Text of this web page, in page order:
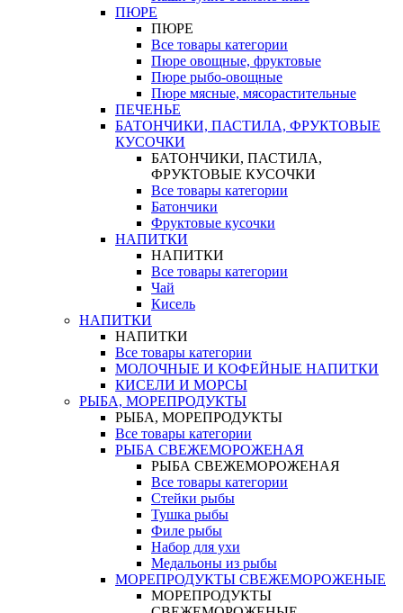
ПЮРЕ
ПЮРЕ
Все товары категории
Пюре овощные, фруктовые
Пюре рыбо-овощные
Пюре мясные, мясорастительные
ПЕЧЕНЬЕ
БАТОНЧИКИ, ПАСТИЛА, ФРУКТОВЫЕ
КУСОЧКИ
БАТОНЧИКИ, ПАСТИЛА,
ФРУКТОВЫЕ КУСОЧКИ
Все товары категории
Батончики
Фруктовые кусочки
НАПИТКИ
НАПИТКИ
Все товары категории
Чай
Кисель
НАПИТКИ
НАПИТКИ
Все товары категории
МОЛОЧНЫЕ И КОФЕЙНЫЕ НАПИТКИ
КИСЕЛИ И МОРСЫ
РЫБА, МОРЕПРОДУКТЫ
РЫБА, МОРЕПРОДУКТЫ
Все товары категории
РЫБА СВЕЖЕМОРОЖЕНАЯ
РЫБА СВЕЖЕМОРОЖЕНАЯ
Все товары категории
Стейки рыбы
Тушка рыбы
Филе рыбы
Набор для ухи
Медальоны из рыбы
МОРЕПРОДУКТЫ СВЕЖЕМОРОЖЕНЫЕ
МОРЕПРОДУКТЫ